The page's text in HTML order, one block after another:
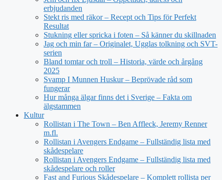
erbjudanden
Stekt ris med räkor – Recept och Tips för Perfekt
Resultat
Stukning eller spricka i foten – Så känner du skillnaden
Jag och min far – Originalet, Ugglas tolkning och SVT-
serien
Bland tomtar och troll – Historia, värde och årgång
2025
Svamp I Munnen Huskur – Beprövade råd som
fungerar
Hur många älgar finns det i Sverige – Fakta om
älgstammen
Kultur
Rollistan i The Town – Ben Affleck, Jeremy Renner
m.fl.
Rollistan i Avengers Endgame – Fullständig lista med
skådespelare
Rollistan i Avengers Endgame – Fullständig lista med
skådespelare och roller
Fast and Furious Skådespelare – Komplett rollista per